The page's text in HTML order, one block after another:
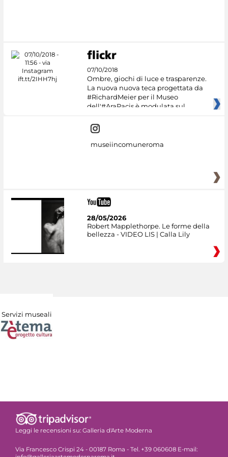
07/10/2018
Ombre, giochi di luce e trasparenze.
La nuova nuova teca progettata da
#RichardMeier per il Museo
dell'#AraPacis è modulata sul
museiincomuneroma
28/05/2026
Robert Mapplethorpe. Le forme della
bellezza - VIDEO LIS | Calla Lily
Servizi museali
Leggi le recensioni su: Galleria d'Arte Moderna
Via Francesco Crispi 24 - 00187 Roma - Tel. +39 060608 E-mail: